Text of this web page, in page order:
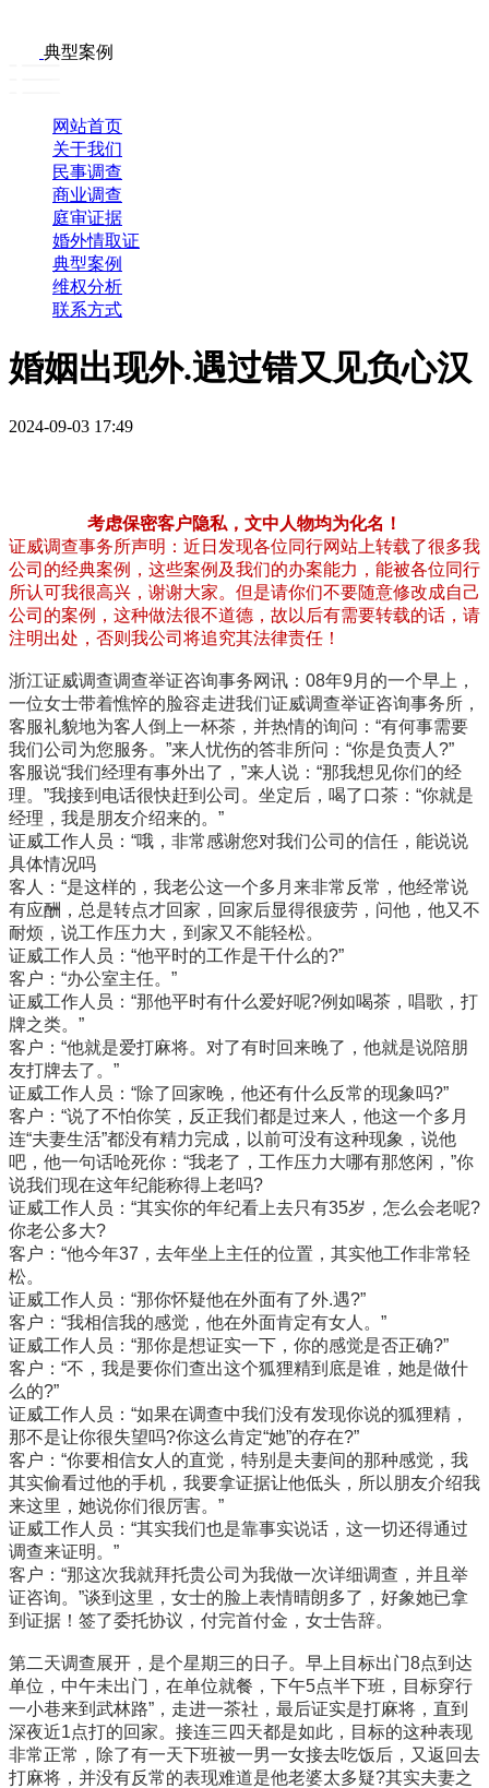
典型案例
网站首页
关于我们
民事调查
商业调查
庭审证据
婚外情取证
典型案例
维权分析
联系方式
​婚姻出现外.遇过错又见负心汉
2024-09-03 17:49
考虑保密客户隐私，文中人物均为化名！
证威调查事务所声明：近日发现各位同行网站上转载了很多我
公司的经典案例，这些案例及我们的办案能力，能被各位同行
所认可我很高兴，谢谢大家。但是请你们不要随意修改成自己
公司的案例，这种做法很不道德，故以后有需要转载的话，请
注明出处，否则我公司将追究其法律责任！
浙江证威调查调查举证咨询事务网讯：08年9月的一个早上，
一位女士带着憔悴的脸容走进我们证威调查举证咨询事务所，
客服礼貌地为客人倒上一杯茶，并热情的询问：“有何事需要
我们公司为您服务。”来人忧伤的答非所问：“你是负责人?”
客服说“我们经理有事外出了，”来人说：“那我想见你们的经
理。”我接到电话很快赶到公司。坐定后，喝了口茶：“你就是
经理，我是朋友介绍来的。”
证威工作人员：“哦，非常感谢您对我们公司的信任，能说说
具体情况吗
客人：“是这样的，我老公这一个多月来非常反常，他经常说
有应酬，总是转点才回家，回家后显得很疲劳，问他，他又不
耐烦，说工作压力大，到家又不能轻松。
证威工作人员：“他平时的工作是干什么的?”
客户：“办公室主任。”
证威工作人员：“那他平时有什么爱好呢?例如喝茶，唱歌，打
牌之类。”
客户：“他就是爱打麻将。对了有时回来晚了，他就是说陪朋
友打牌去了。”
证威工作人员：“除了回家晚，他还有什么反常的现象吗?”
客户：“说了不怕你笑，反正我们都是过来人，他这一个多月
连“夫妻生活”都没有精力完成，以前可没有这种现象，说他
吧，他一句话呛死你：“我老了，工作压力大哪有那悠闲，”你
说我们现在这年纪能称得上老吗?
证威工作人员：“其实你的年纪看上去只有35岁，怎么会老呢?
你老公多大?
客户：“他今年37，去年坐上主任的位置，其实他工作非常轻
松。
证威工作人员：“那你怀疑他在外面有了外.遇?”
客户：“我相信我的感觉，他在外面肯定有女人。”
证威工作人员：“那你是想证实一下，你的感觉是否正确?”
客户：“不，我是要你们查出这个狐狸精到底是谁，她是做什
么的?”
证威工作人员：“如果在调查中我们没有发现你说的狐狸精，
那不是让你很失望吗?你这么肯定“她”的存在?”
客户：“你要相信女人的直觉，特别是夫妻间的那种感觉，我
其实偷看过他的手机，我要拿证据让他低头，所以朋友介绍我
来这里，她说你们很厉害。”
证威工作人员：“其实我们也是靠事实说话，这一切还得通过
调查来证明。”
客户：“那这次我就拜托贵公司为我做一次详细调查，并且举
证咨询。”谈到这里，女士的脸上表情晴朗多了，好象她已拿
到证据！签了委托协议，付完首付金，女士告辞。
第二天调查展开，是个星期三的日子。早上目标出门8点到达
单位，中午未出门，在单位就餐，下午5点半下班，目标穿行
一小巷来到武林路”，走进一茶社，最后证实是打麻将，直到
深夜近1点打的回家。接连三四天都是如此，目标的这种表现
非常正常，除了有一天下班被一男一女接去吃饭后，又返回去
打麻将，并没有反常的表现难道是他老婆太多疑?其实夫妻之